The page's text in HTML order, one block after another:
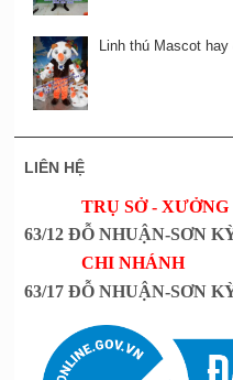
Linh thú Mascot
LIÊN HỆ
TRỤ SỞ - XƯỞNG
63/12 ĐỖ NHUẬN-SƠN
CHI NHÁNH
63/17 ĐỖ NHUẬN-SƠN